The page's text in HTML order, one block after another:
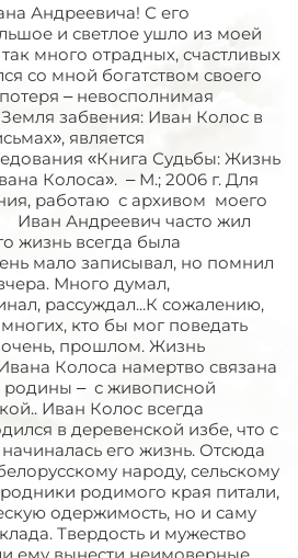
Андреевича! С его
и светлое ушло из моей
много отрадных, счастливых
со мной богатством своего
– невосполнимая
Земля забвения: Иван Колос в
является
«Книга Судьбы: Жизнь
Колоса». – М.; 2006 г. Для
работаю с архивом моего
Иван Андреевич часто жил
жизнь всегда была
мало записывал, но помнил
Много думал,
рассуждал...К сожалению,
кто бы мог поведать
прошлом. Жизнь
Колоса намертво связана
родины – с живописной
Иван Колос всегда
в деревенской избе, что с
начиналась его жизнь. Отсюда
народу, сельскому
родимого края питали,
одержимость, но и саму
Твердость и мужество
ему вынести неимоверные